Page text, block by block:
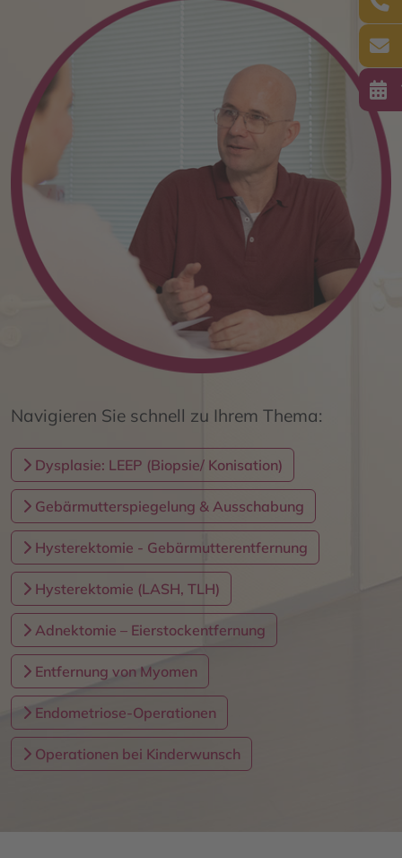
Navigieren Sie schnell zu Ihrem Thema:
Dysplasie: LEEP (Biopsie/ Konisation)
Gebärmutterspiegelung & Ausschabung
Hysterektomie - Gebärmutterentfernung
Hysterektomie (LASH, TLH)
Adnektomie – Eierstockentfernung
Entfernung von Myomen
Endometriose-Operationen
Operationen bei Kinderwunsch